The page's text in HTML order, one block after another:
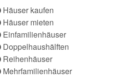
Häuser kaufen
Häuser mieten
Einfamilienhäuser
Doppelhaushälften
Reihenhäuser
Mehrfamilienhäuser